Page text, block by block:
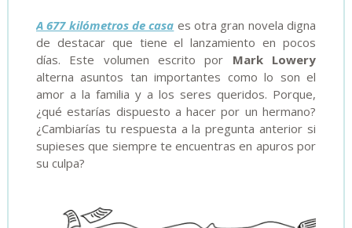
A 677 kilómetros de casa es otra gran novela digna
de destacar que tiene el lanzamiento en pocos
días. Este volumen escrito por Mark Lowery
alterna asuntos tan importantes como lo son el
amor a la familia y a los seres queridos. Porque,
¿qué estarías dispuesto a hacer por un hermano?
¿Cambiarías tu respuesta a la pregunta anterior si
supieses que siempre te encuentras en apuros por
su culpa?